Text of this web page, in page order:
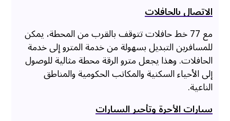
الاتصال بالحافلات
مع 77 خط حافلات تتوقف بالقرب من المحطة، يمكن
للمسافرين التبديل بسهولة من خدمة المترو إلى خدمة
الحافلات. وهذا يجعل مترو الرقة محطة مثالية للوصول
إلى الأحياء السكنية والمكاتب الحكومية والمناطق
الناعية.
سيارات الأجرة وتأجير السيارات